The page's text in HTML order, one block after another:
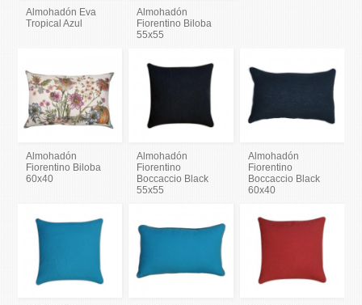
Almohadón Eva
Tropical Azul
Almohadón
Fiorentino Biloba
55x55
Almohadón
Fiorentino Biloba
60x40
Almohadón
Fiorentino
Boccaccio Black
55x55
Almohadón
Fiorentino
Boccaccio Black
60x40